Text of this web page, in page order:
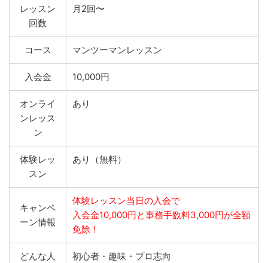
レッスン
回数
月2回〜
コース マンツーマンレッスン
入会金 10,000円
オンライ
ンレッス
ン
あり
体験レッ
スン
あり（無料）
キャンペ
ーン情報
体験レッスン当日の入会で
入会金10,000円と事務手数料3,000円が全額
免除！
どんな人
初心者・趣味・プロ志向